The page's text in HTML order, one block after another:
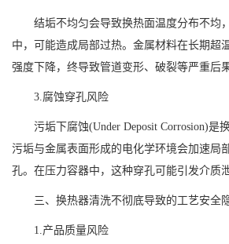
结垢不均匀会导致换热面温度分布不均
中，可能造成局部过热。金属材料在长期超
强度下降，终导致管道变形、破裂等严重后果
3.腐蚀穿孔风险
污垢下腐蚀(Under Deposit Corrosion)是
污垢与金属表面形成的电化学环境会加速局
孔。在压力容器中，这种穿孔可能引发介质
三、换热器清洗不彻底导致的工艺安全
1.产品质量风险